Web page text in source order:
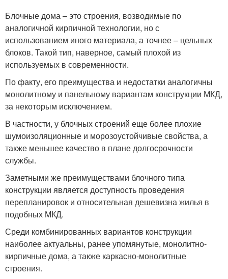
Блочные дома – это строения, возводимые по
аналогичной кирпичной технологии, но с
использованием иного материала, а точнее – цельных
блоков. Такой тип, наверное, самый плохой из
используемых в современности.
По факту, его преимущества и недостатки аналогичны
монолитному и панельному вариантам конструкции МКД,
за некоторым исключением.
В частности, у блочных строений еще более плохие
шумоизоляционные и морозоустойчивые свойства, а
также меньшее качество в плане долгосрочности
службы.
Заметными же преимуществами блочного типа
конструкции является доступность проведения
перепланировок и относительная дешевизна жилья в
подобных МКД.
Среди комбинированных вариантов конструкции
наиболее актуальны, ранее упомянутые, монолитно-
кирпичные дома, а также каркасно-монолитные
строения.